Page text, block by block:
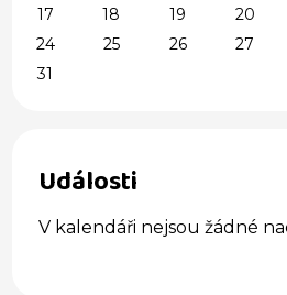
17
18 19 20
24
25 26 27
31
Události
V kalendáři nejsou žádné